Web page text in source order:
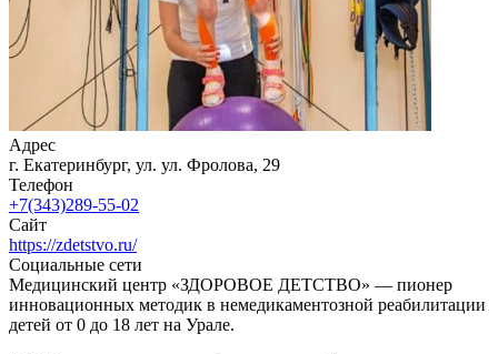
Адрес
г. Екатеринбург, ул. ул. Фролова, 29
Телефон
+7(343)289-55-02
Сайт
https://zdetstvo.ru/
Социальные сети
Медицинский центр «ЗДОРОВОЕ ДЕТСТВО» — пионер
инновационных методик в немедикаментозной реабилитации
детей от 0 до 18 лет на Урале.